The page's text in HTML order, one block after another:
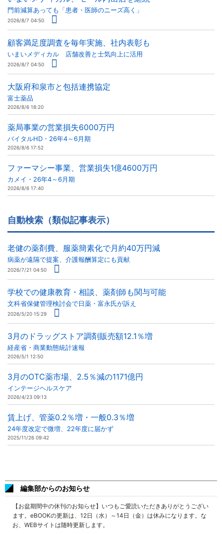
門前減算あっても「患者・医師のニーズ高く」
2026/8/7 04:50
顧客満足度調査を毎年実施、社内表彰も
いまいメディカル 店舗改善と士気向上に活用
2026/8/7 04:50
大阪府和泉市と包括連携協定
富士薬品
2026/8/6 18:20
薬局事業の営業損失6000万円
バイタルHD・26年4～6月期
2026/8/6 17:52
ファーマシー事業、営業損失1億4600万円
カメイ・26年4～6月期
2026/8/6 17:40
自動検索（類似記事表示）
老健の薬剤費、服薬簡素化で月約40万円減
病薬が遠隔で提案、介護報酬算定にも貢献
2026/7/21 04:50
学校での健康教育・相談、薬剤師も関与可能
文科省保健管理検討会で日薬・富永氏が訴え
2026/5/20 15:29
3月のドラッグストア調剤販売額12.1％増
経産省・商業動態統計速報
2026/5/1 12:50
3月のOTC薬市場、2.5％減の1171億円
インテージヘルスケア
2026/4/23 09:13
賃上げ、管薬0.2％増・一般0.3％増
24年度改定で微増、22年度に届かず
2025/11/26 09:42
編集部からのお知らせ
【お盆期間中の休刊のお知らせ】いつもご愛読いただきありがとうござい
ます。eBOOKの更新は、12日（水）～14日（金）は休みになります。な
お、WEBサイトは随時更新します。